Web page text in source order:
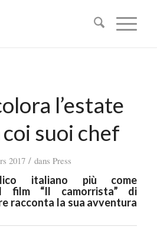
l’estate
suoi chef
2017 / dans Press
italiano più come
film “Il camorrista” di
racconta la sua avventura